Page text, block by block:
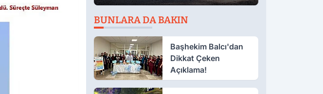
Aranıyor
BUNLARA DA BAKIN
Başhekim Balcı'dan
Dikkat Çeken
Açıklama!